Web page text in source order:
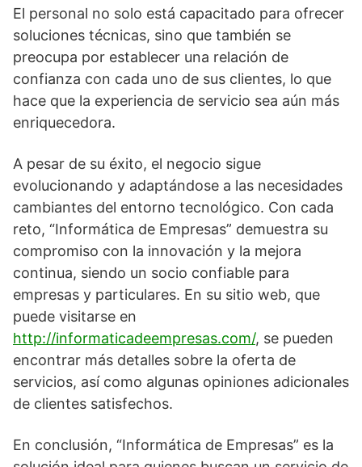
El personal no solo está capacitado para ofrecer
soluciones técnicas, sino que también se
preocupa por establecer una relación de
confianza con cada uno de sus clientes, lo que
hace que la experiencia de servicio sea aún más
enriquecedora.
A pesar de su éxito, el negocio sigue
evolucionando y adaptándose a las necesidades
cambiantes del entorno tecnológico. Con cada
reto, “Informática de Empresas” demuestra su
compromiso con la innovación y la mejora
continua, siendo un socio confiable para
empresas y particulares. En su sitio web, que
puede visitarse en
http://informaticadeempresas.com/, se pueden
encontrar más detalles sobre la oferta de
servicios, así como algunas opiniones adicionales
de clientes satisfechos.
En conclusión, “Informática de Empresas” es la